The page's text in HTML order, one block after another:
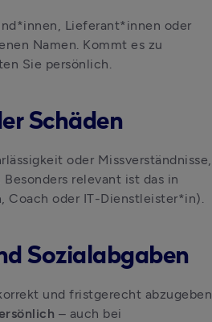
Lieferant*innen oder
Namen. Kommt es zu
Sie persönlich.
Schäden
oder Missverständnisse,
Besonders relevant ist das in
Coach oder IT-Dienstleister*in).
Sozialabgaben
– auch bei